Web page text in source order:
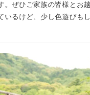
。ぜひご家族の皆様とお
いるけど、少し色遊びも